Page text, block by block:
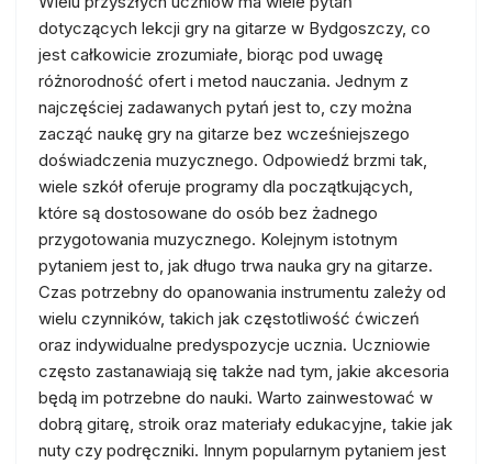
dotyczących lekcji gry na gitarze w Bydgoszczy, co
jest całkowicie zrozumiałe, biorąc pod uwagę
różnorodność ofert i metod nauczania. Jednym z
najczęściej zadawanych pytań jest to, czy można
zacząć naukę gry na gitarze bez wcześniejszego
doświadczenia muzycznego. Odpowiedź brzmi tak,
wiele szkół oferuje programy dla początkujących,
które są dostosowane do osób bez żadnego
przygotowania muzycznego. Kolejnym istotnym
pytaniem jest to, jak długo trwa nauka gry na gitarze.
Czas potrzebny do opanowania instrumentu zależy od
wielu czynników, takich jak częstotliwość ćwiczeń
oraz indywidualne predyspozycje ucznia. Uczniowie
często zastanawiają się także nad tym, jakie akcesoria
będą im potrzebne do nauki. Warto zainwestować w
dobrą gitarę, stroik oraz materiały edukacyjne, takie jak
nuty czy podręczniki. Innym popularnym pytaniem jest